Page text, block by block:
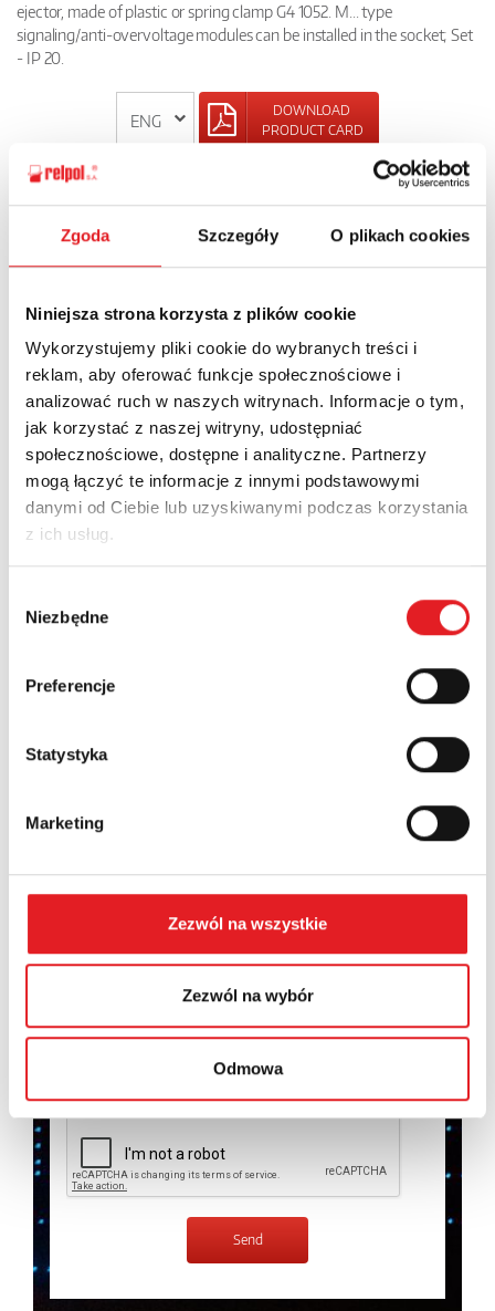
Zgoda Szczegóły O plikach cookies
Niniejsza strona korzysta z plików cookie
Wykorzystujemy pliki cookie do wybranych treści i
reklam, aby oferować funkcje społecznościowe i
analizować ruch w naszych witrynach. Informacje o tym,
jak korzystać z naszej witryny, udostępniać
społecznościowe, dostępne i analityczne. Partnerzy
mogą łączyć te informacje z innymi podstawowymi
danymi od Ciebie lub uzyskiwanymi podczas korzystania
z ich usług.
zgody
Niezbędne
Preferencje
Statystyka
Marketing
Zezwól na wszystkie
Zezwól na wybór
Odmowa
ejector, made of plastic or spring clamp G4 1052. M... type
signaling/anti-overvoltage modules can be installed in the socket; Set
- IP 20.
DOWNLOAD
PRODUCT CARD
Ask for the details of the offer
Name: *
Email: *
Contents: *
I consent to the processing of my personal data by
Relpol S.A. More information on the processing of
personal data in thePrivacy Policy*
Privacy Policy*